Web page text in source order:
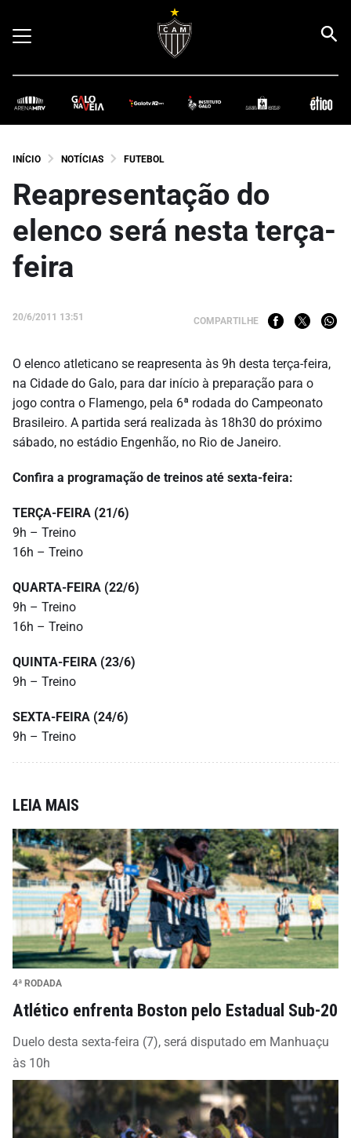
INÍCIO NOTÍCIAS FUTEBOL
Reapresentação do
elenco será nesta terça-
feira
20/6/2011 13:51 COMPARTILHE
O elenco atleticano se reapresenta às 9h desta terça-feira,
na Cidade do Galo, para dar início à preparação para o
jogo contra o Flamengo, pela 6ª rodada do Campeonato
Brasileiro. A partida será realizada às 18h30 do próximo
sábado, no estádio Engenhão, no Rio de Janeiro.
Confira a programação de treinos até sexta-feira:
TERÇA-FEIRA (21/6)
9h – Treino
16h – Treino
QUARTA-FEIRA (22/6)
9h – Treino
16h – Treino
QUINTA-FEIRA (23/6)
9h – Treino
SEXTA-FEIRA (24/6)
9h – Treino
LEIA MAIS
4ª RODADA
Atlético enfrenta Boston pelo Estadual Sub-20
Duelo desta sexta-feira (7), será disputado em Manhuaçu
às 10h